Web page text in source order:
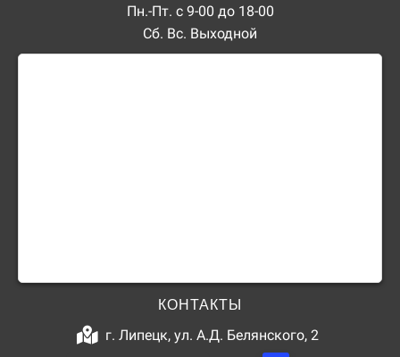
Пн.-Пт. с 9-00 до 18-00
Сб. Вс. Выходной
КОНТАКТЫ
г. Липецк, ул. А.Д. Белянского, 2